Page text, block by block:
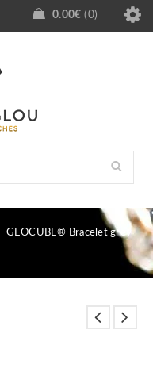
0.00€ 0
GEOCUBE® Bracelet grey-